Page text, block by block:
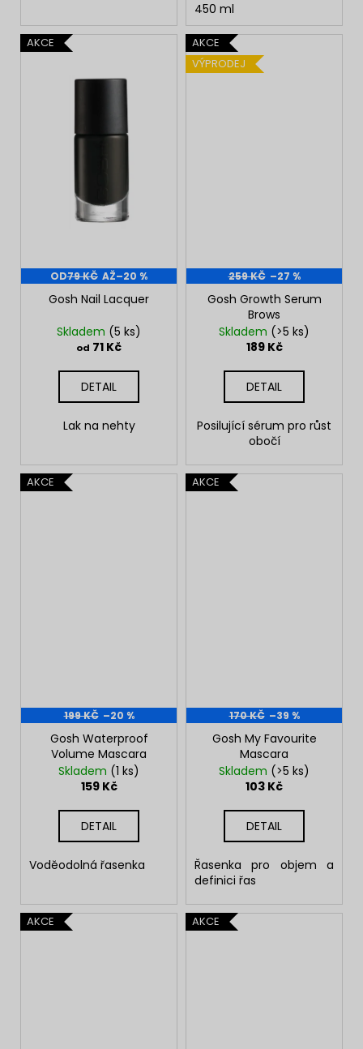
450 ml
AKCE
OD79 KČ AŽ–20 %
Gosh Nail Lacquer
Skladem (5 ks)
od 71 Kč
DETAIL
Lak na nehty
AKCE
VÝPRODEJ
259 KČ –27 %
Gosh Growth Serum
Brows
Skladem (>5 ks)
189 Kč
DETAIL
Posilující sérum pro růst
obočí
AKCE
199 KČ –20 %
Gosh Waterproof
Volume Mascara
Skladem (1 ks)
159 Kč
DETAIL
Voděodolná řasenka
AKCE
170 KČ –39 %
Gosh My Favourite
Mascara
Skladem (>5 ks)
103 Kč
DETAIL
Řasenka pro objem a
definici řas
AKCE AKCE